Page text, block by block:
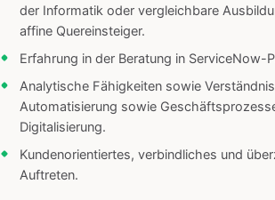
der Informatik oder vergleichbare
affine Quereinsteiger.
Erfahrung in der Beratung in ServiceNow-
Analytische Fähigkeiten sowie
Automatisierung sowie
Digitalisierung.
Kundenorientiertes, verbindliches und
Auftreten.